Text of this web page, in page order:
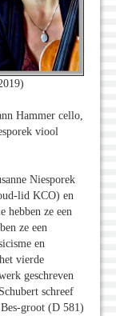
Hammer cello,
viool
Niesporek
lid KCO) en
hebben ze een
ze een
en
vierde
geschreven
schreef
groot (D 581)